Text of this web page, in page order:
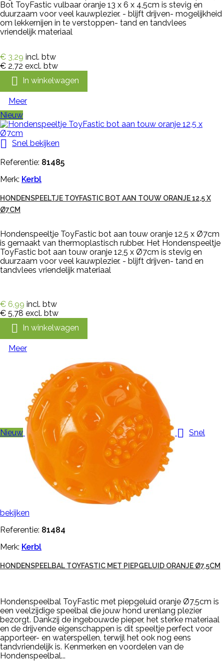
Bot ToyFastic vulbaar oranje 13 x 6 x 4,5cm is stevig en
duurzaam voor veel kauwplezier. - blijft drijven- mogelijkheid
om lekkernijen in te verstoppen- tand en tandvlees
vriendelijk materiaal
€ 3,29 incl. btw
€ 2,72 excl. btw
 In winkelwagen
Meer
Nieuw
 Snel bekijken
Referentie: 81485
Merk: Kerbl
HONDENSPEELTJE TOYFASTIC BOT AAN TOUW ORANJE 12,5 X
Ø7CM
Hondenspeeltje ToyFastic bot aan touw oranje 12,5 x Ø7cm
is gemaakt van thermoplastisch rubber. Het Hondenspeeltje
ToyFastic bot aan touw oranje 12,5 x Ø7cm is stevig en
duurzaam voor veel kauwplezier. - blijft drijven- tand en
tandvlees vriendelijk materiaal
€ 6,99 incl. btw
€ 5,78 excl. btw
 In winkelwagen
Meer
Nieuw  Snel
bekijken
Referentie: 81484
Merk: Kerbl
HONDENSPEELBAL TOYFASTIC MET PIEPGELUID ORANJE Ø7,5CM
Hondenspeelbal ToyFastic met piepgeluid oranje Ø7,5cm is
een veelzijdige speelbal die jouw hond urenlang plezier
bezorgt. Dankzij de ingebouwde pieper, het sterke materiaal
en de drijvende eigenschappen is dit speeltje perfect voor
apporteer- en waterspellen, terwijl het ook nog eens
tandvriendelijk is. Kenmerken en voordelen van de
Hondenspeelbal...